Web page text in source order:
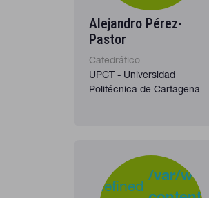
Alejandro Pérez-
Pastor
Catedrático
UPCT - Universidad
Politécnica de Cartagena
Undefined
/var/